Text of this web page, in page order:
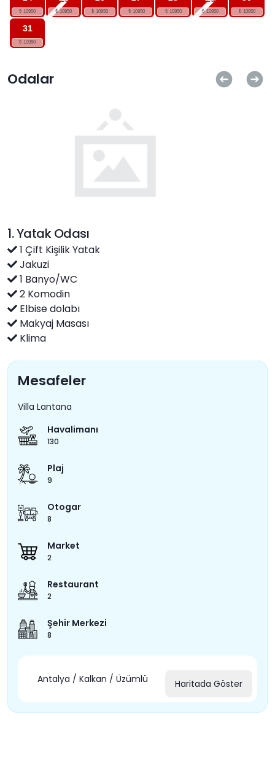
31
Odalar
1. Yatak Odası
1 Çift Kişilik Yatak
Jakuzi
1 Banyo/WC
2 Komodin
Elbise dolabı
Makyaj Masası
Klima
Mesafeler
Villa Lantana
Havalimanı
130
Plaj
9
Otogar
8
Market
2
Restaurant
2
Şehir Merkezi
8
Antalya / Kalkan / Üzümlü Haritada Göster